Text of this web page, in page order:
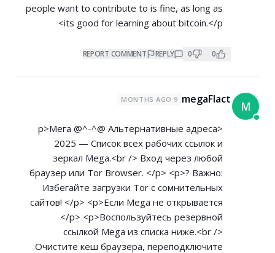
people want to contribute to is fine, as long as
its good for learning about bitcoin.</p>
0
0
REPLY
REPORT COMMENT
M
megaFlact
9 MONTHS AGO
<p>Мега @^-^@ Альтернативные адреса
2025 — Список всех рабочих ссылок и
зеркал Mega.<br /> Вход через любой
браузер или Tor Browser. </p> <p>? Важно:
Избегайте загрузки Tor с сомнительных
сайтов! </p> <p>Если Mega не открывается
</p> <p>Воспользуйтесь резервной
ссылкой Mega из списка ниже.<br />
Очистите кеш браузера, переподключите